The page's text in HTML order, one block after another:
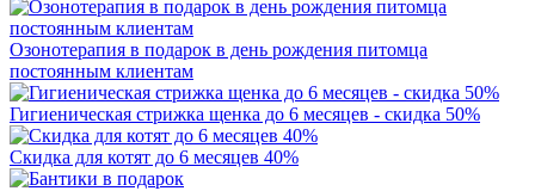
Озонотерапия в подарок в день рождения питомца
постоянным клиентам
Гигиеническая стрижка щенка до 6 месяцев - скидка 50%
Скидка для котят до 6 месяцев 40%